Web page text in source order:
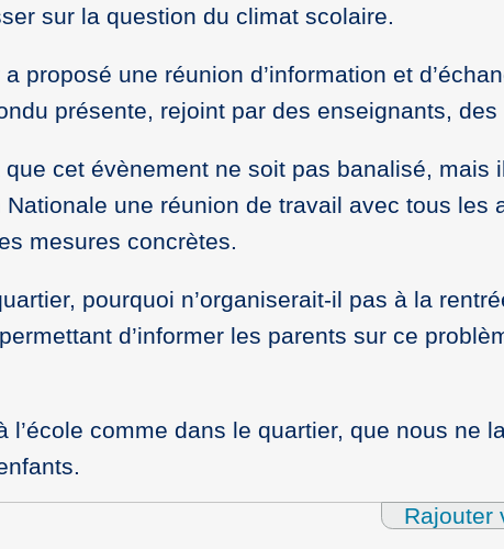
sur la question du climat scolaire.
proposé une réunion d’information et
présente, rejoint par des enseignants,
cet évènement ne soit pas banalisé, mais
Nationale une réunion de travail avec tous les
mesures concrètes.
pourquoi n’organiserait-il pas à la
d’informer les parents sur ce
l’école comme dans le quartier, que nous ne
Rajouter